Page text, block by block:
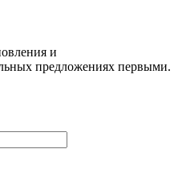
и
предложениях первыми.